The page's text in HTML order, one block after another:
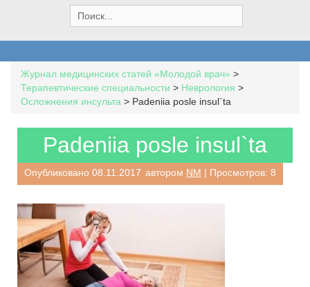
e
a
h
f
o
Журнал медицинских статей «Молодой врач» >
Терапевтические специальности > Неврология >
Осложнения инсульта > Padeniia posle insul`ta
Padeniia posle insul`ta
Опубликовано 08.11.2017 автором NM | Просмотров: 8